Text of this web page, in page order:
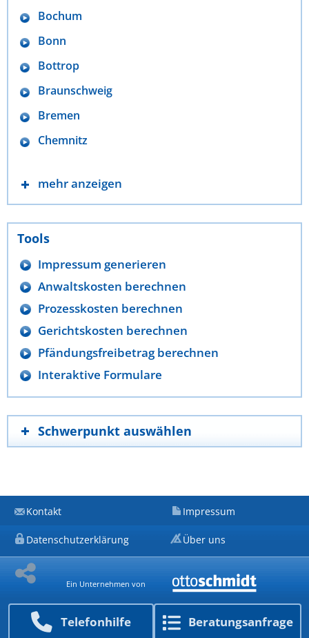
Telefon­hilfe Beratungs­anfrage
Bochum
Bonn
Bottrop
Braunschweig
Bremen
Chemnitz
mehr anzeigen
Tools
Impressum generieren
Anwaltskosten berechnen
Prozesskosten berechnen
Gerichtskosten berechnen
Pfändungsfreibetrag berechnen
Interaktive Formulare
Schwerpunkt auswählen
Kontakt Impressum
Datenschutzerklärung Über uns
Ein Unternehmen von